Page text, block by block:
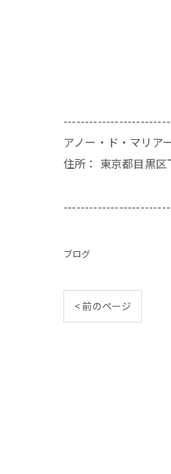
アノー・ド・マリア
住所： 東京都目黒区
ブログ
< 前のページ